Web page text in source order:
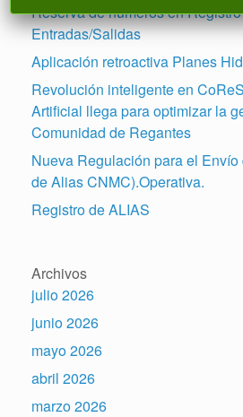
Reserva de números en
Entradas/Salidas
Aplicación retroactiva Planes
Revolución inteligente en
Artificial llega para optimizar la
Comunidad de Regantes
Nueva Regulación para el
de Alias CNMC).Operativa.
Registro de ALIAS
Archivos
julio 2026
junio 2026
mayo 2026
abril 2026
marzo 2026